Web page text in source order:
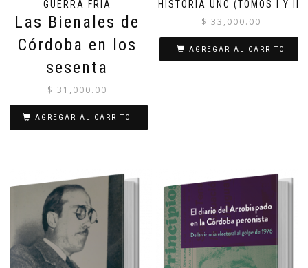
GUERRA FRÍA
Las Bienales de
Córdoba en los
sesenta
$ 31,000.00
AGREGAR AL CARRITO
HISTORIA UNC (TOMOS I Y II)
$ 33,000.00
AGREGAR AL CARRITO